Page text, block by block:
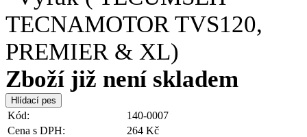
Zboží již není skladem
Kód:
140-0007
Cena s DPH:
264 Kč